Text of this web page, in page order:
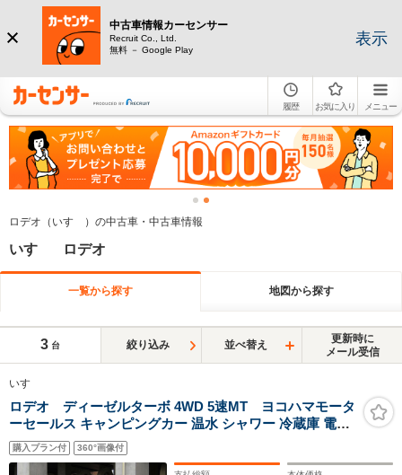
中古車情報カーセンサー
Recruit Co., Ltd.
無料 － Google Play
表示
履歴 お気に入り メニュー
ロデオ（いすゞ）の中古車・中古車情報
いすゞ ロデオ
一覧から探す 地図から探す
3 台 絞り込み 並べ替え
更新時に
メール受信
いすゞ
ロデオ ディーゼルターボ 4WD 5速MT ヨコハマモータ
ーセールス キャンピングカー 温水 シャワー 冷蔵庫 電子
レンジ インバーター 外部電源 バックカメラ ETC
購入プラン付 360°画像付